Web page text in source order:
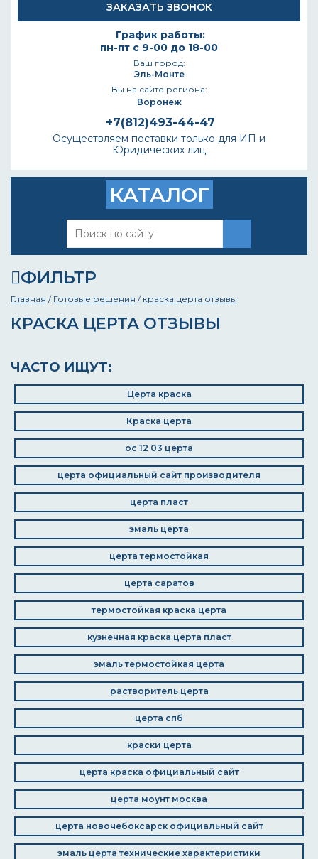
ЗАКАЗАТЬ ЗВОНОК
График работы:
пн-пт с 9-00 до 18-00
Ваш город:
Эль-Монте
Вы на сайте региона:
Воронеж
+7(812)493-44-47
Осуществляем поставки только для ИП и
Юридических лиц
КАТАЛОГ
ФИЛЬТР
Главная / Готовые решения / краска церта отзывы
КРАСКА ЦЕРТА ОТЗЫВЫ
ЧАСТО ИЩУТ:
Церта краска
Краска церта
ос 12 03 церта
церта официальный сайт производителя
церта пласт
эмаль церта
церта термостойкая
церта саратов
термостойкая краска церта
кузнечная краска церта пласт
эмаль термостойкая церта
растворитель церта
церта спб
краски церта
церта краска официальный сайт
церта моунт москва
церта новочебоксарск официальный сайт
эмаль церта технические характеристики